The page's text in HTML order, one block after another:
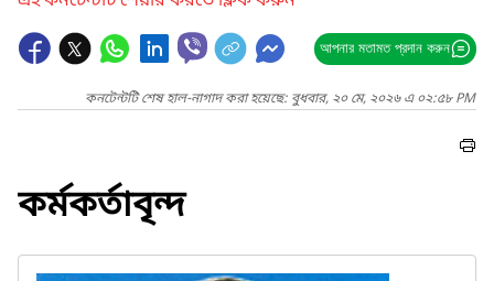
আপনার মতামত প্রদান করুন
কনটেন্টটি শেষ হাল-নাগাদ করা হয়েছে: বুধবার, ২০ মে, ২০২৬ এ ০২:৫৮ PM
কর্মকর্তাবৃন্দ